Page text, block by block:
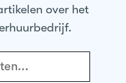
over het